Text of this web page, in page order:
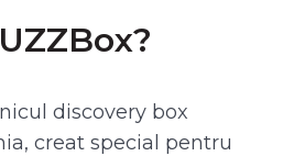
discovery box
creat special pentru